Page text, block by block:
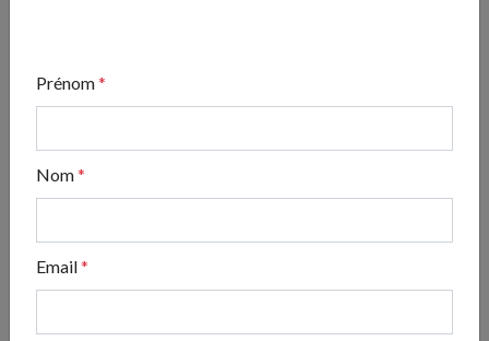
Prénom*
Nom*
Email*
Envie d’en savoir plus sur les réseaux ? Télécharge
GRATUITEMENT notre guide